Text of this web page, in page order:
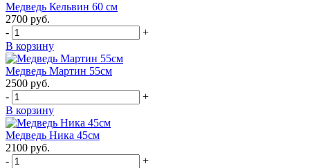
Медведь Кельвин 60 см
2700 руб.
-
+
В корзину
Медведь Мартин 55см
2500 руб.
-
+
В корзину
Медведь Ника 45см
2100 руб.
-
+